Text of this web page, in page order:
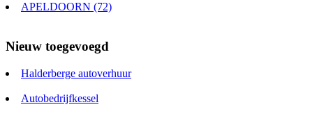
APELDOORN (72)
Nieuw toegevoegd
Halderberge autoverhuur
Autobedrijfkessel